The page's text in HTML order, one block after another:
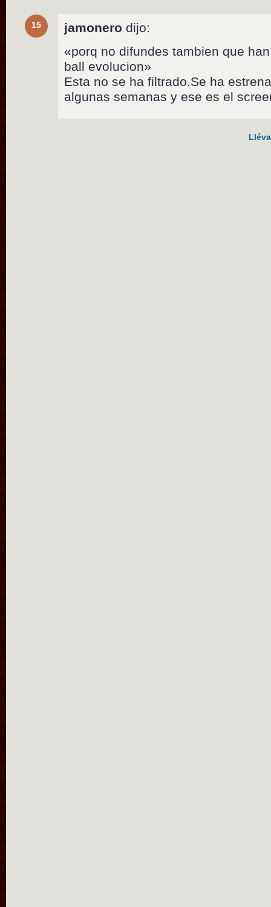
15 jamonero dijo:
«porq no difundes tambien que
ball evolucion»
Esta no se ha filtrado.Se ha
algunas semanas y ese es el